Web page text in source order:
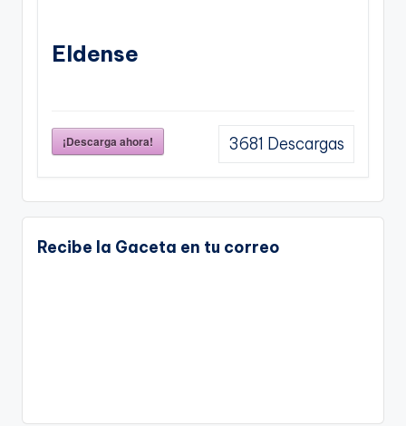
Eldense
¡Descarga ahora! 3681 Descargas
Recibe la Gaceta en tu correo